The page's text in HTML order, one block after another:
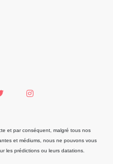
et par conséquent, malgré tous nos
et médiums, nous ne pouvons vous
les prédictions ou leurs datations.